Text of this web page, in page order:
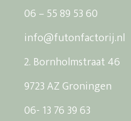
06 – 55 89 53 60
info@futonfactorij.nl
2. Bornholmstraat 46
9723 AZ Groningen
06- 13 76 39 63